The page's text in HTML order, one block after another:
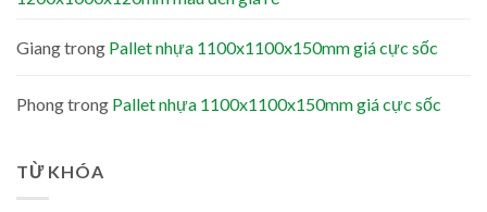
Giangtrong Pallet nhựa 1100x1100x150mm giá cực sốc
Phongtrong Pallet nhựa 1100x1100x150mm giá cực sốc
TỪ KHÓA